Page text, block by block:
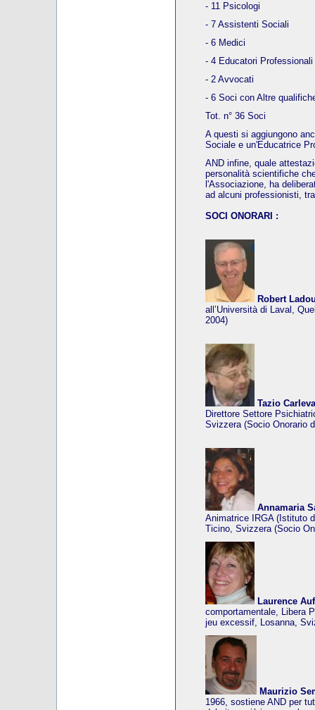
- 11 Psicologi
- 7 Assistenti Sociali
- 6 Medici
- 4 Educatori Professionali
- 2 Avvocati
- 6 Soci con Altre
Tot. n° 36 Soci
A questi si aggiungono
Sociale e un'Educatrice
AND infine, quale
personalità scientifiche
l'Associazione, ha
ad alcuni professionisti,
SOCI ONORARI :
Robert
all’Università di Laval,
2004)
Tazio
Direttore Settore
Svizzera (Socio Onorario
Annamaria
Animatrice IRGA (Istituto
Ticino, Svizzera (Socio
Laurence
comportamentale, Libera
jeu excessif, Losanna,
Maurizio
1966, sostiene AND per